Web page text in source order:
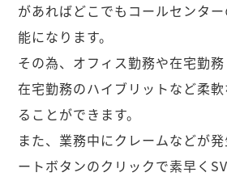
があればどこでもコールセンタ
能になります。
その為、オフィス勤務や在宅勤
在宅勤務のハイブリットなど柔
ることができます。
また、業務中にクレームなどが
ートボタンのクリックで素早く